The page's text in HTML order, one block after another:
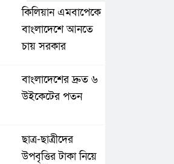
কিলিয়ান এমবাপেকে
বাংলাদেশে আনতে
চায় সরকার
বাংলাদেশের দ্রুত ৬
উইকেটের পতন
ছাত্র-ছাত্রীদের
উপবৃত্তির টাকা নিয়ে